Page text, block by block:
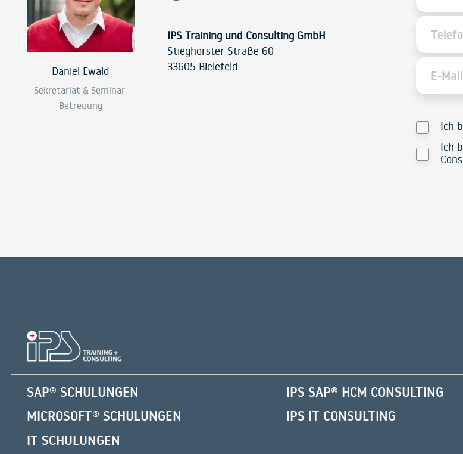
Daniel Ewald
Sekretariat & Seminar-
Betreuung
IPS Training und Consulting GmbH
Stieghorster Straße 60
33605 Bielefeld
Ich
Ich
SAP® SCHULUNGEN
MICROSOFT® SCHULUNGEN
IT SCHULUNGEN
IPS SAP® HCM CONSULTING
IPS IT CONSULTING